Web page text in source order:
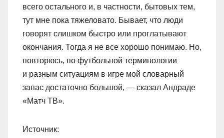
всего остального и, в частности, бытовых тем,
тут мне пока тяжеловато. Бывает, что люди
говорят слишком быстро или проглатывают
окончания. Тогда я не все хорошо понимаю. Но,
повторюсь, по футбольной терминологии
и разным ситуациям в игре мой словарный
запас достаточно большой, — сказал Андраде
«Матч ТВ».
Источник: